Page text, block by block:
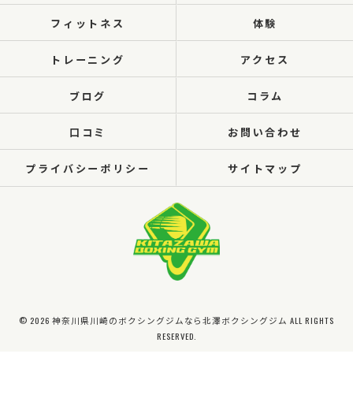
フィットネス 体験
トレーニング アクセス
ブログ コラム
口コミ お問い合わせ
プライバシーポリシー サイトマップ
© 2026 神奈川県川崎のボクシングジムなら北澤ボクシングジム ALL RIGHTS
RESERVED.